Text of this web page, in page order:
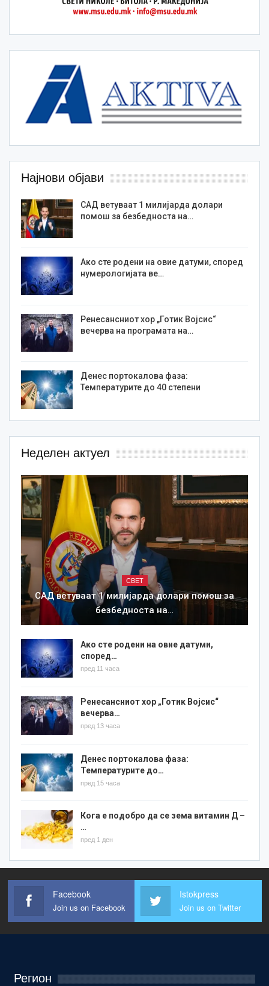
Најнови објави
САД ветуваат 1 милијарда долари
помош за безбедноста на…
Ако сте родени на овие датуми, според
нумерологијата ве…
Ренесансниот хор „Готик Војсис“
вечерва на програмата на…
Денес портокалова фаза:
Температурите до 40 степени
Неделен актуел
СВЕТ
САД ветуваат 1 милијарда долари помош за
безбедноста на…
Ако сте родени на овие датуми,
според…
пред 11 часа
Ренесансниот хор „Готик Војсис“
вечерва…
пред 13 часа
Денес портокалова фаза:
Температурите до…
пред 15 часа
Кога е подобро да се зема витамин Д –
…
пред 1 ден
Facebook
Join us on Facebook
Istokpress
Join us on Twitter
Регион